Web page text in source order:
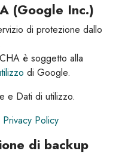
(Google Inc.)
di protezione dallo
è soggetto alla
di Google.
e Dati di utilizzo.
Privacy Policy
di backup